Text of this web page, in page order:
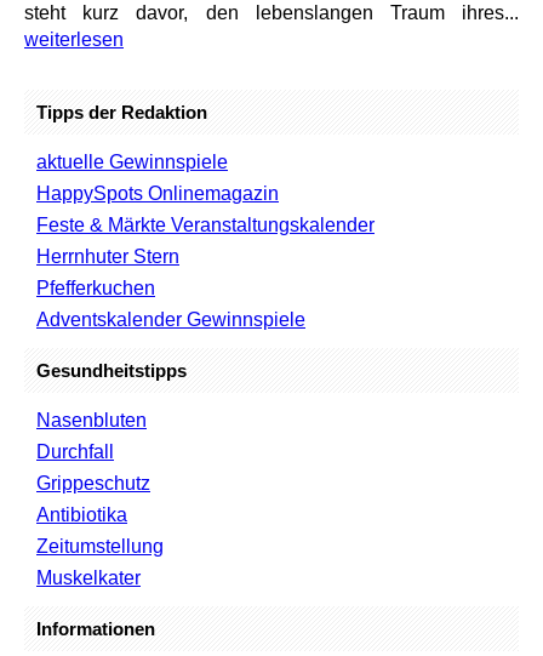
steht kurz davor, den lebenslangen Traum ihres...
weiterlesen
Tipps der Redaktion
aktuelle Gewinnspiele
HappySpots Onlinemagazin
Feste & Märkte Veranstaltungskalender
Herrnhuter Stern
Pfefferkuchen
Adventskalender Gewinnspiele
Gesundheitstipps
Nasenbluten
Durchfall
Grippeschutz
Antibiotika
Zeitumstellung
Muskelkater
Informationen